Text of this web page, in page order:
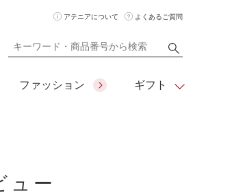
アテニアについて よくあるご質問
レンジング
メイク
イエットシリーズ
ファッション ギフト
ュー